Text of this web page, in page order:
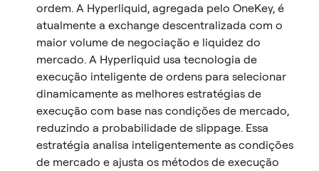
ordem. A Hyperliquid, agregada pelo OneKey, é
atualmente a exchange descentralizada com o
maior volume de negociação e liquidez do
mercado. A Hyperliquid usa tecnologia de
execução inteligente de ordens para selecionar
dinamicamente as melhores estratégias de
execução com base nas condições de mercado,
reduzindo a probabilidade de slippage. Essa
estratégia analisa inteligentemente as condições
de mercado e ajusta os métodos de execução